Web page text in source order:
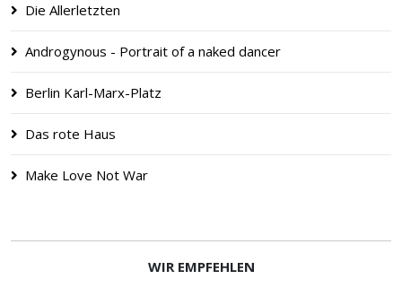
Die Allerletzten
Androgynous - Portrait of a naked dancer
Berlin Karl-Marx-Platz
Das rote Haus
Make Love Not War
WIR EMPFEHLEN